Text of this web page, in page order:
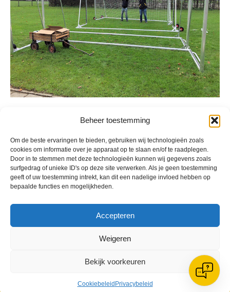
Beheer toestemming
Om de beste ervaringen te bieden, gebruiken wij technologieën zoals
cookies om informatie over je apparaat op te slaan en/of te raadplegen.
Door in te stemmen met deze technologieën kunnen wij gegevens zoals
surfgedrag of unieke ID's op deze site verwerken. Als je geen toestemming
geeft of uw toestemming intrekt, kan dit een nadelige invloed hebben op
bepaalde functies en mogelijkheden.
Accepteren
Weigeren
Bekijk voorkeuren
Cookiebeleid Privacybeleid
Berichten seizoen 2020-2021
VV Reiger Boys
1705 NA Heerhugowaard
Google maps route
Veelgestelde vragen